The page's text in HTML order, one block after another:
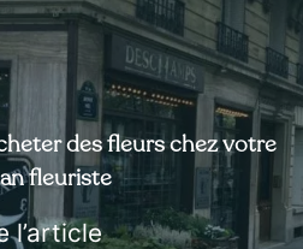
des fleurs chez votre
fleuriste
l’article